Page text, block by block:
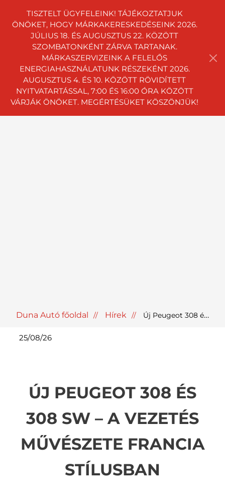
TISZTELT ÜGYFELEINK! TÁJÉKOZTATJUK
ÖNÖKET, HOGY MÁRKAKERESKEDÉSEINK 2026.
JÚLIUS 18. ÉS AUGUSZTUS 22. KÖZÖTT
SZOMBATONKÉNT ZÁRVA TARTANAK.
MÁRKASZERVIZEINK A FELELŐS
ENERGIAHASZNÁLATUNK RÉSZEKÉNT 2026.
AUGUSZTUS 4. ÉS 10. KÖZÖTT RÖVIDÍTETT
NYITVATARTÁSSAL, 7:00 ÉS 16:00 ÓRA KÖZÖTT
VÁRJÁK ÖNÖKET. MEGÉRTÉSÜKET KÖSZÖNJÜK!
Duna Autó főoldal Hírek Új Peugeot 308 és 308 SW – Amikor a vezetési élmény komoly kérdés
25/08/26
ÚJ PEUGEOT 308 ÉS
308 SW – A VEZETÉS
MŰVÉSZETE FRANCIA
STÍLUSBAN